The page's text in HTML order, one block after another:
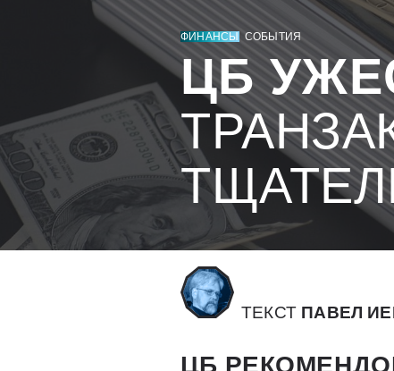
ФИНАНСЫ СОБЫТИЯ
ЦБ
ТЕКСТ ПАВЕЛ
ЦБ